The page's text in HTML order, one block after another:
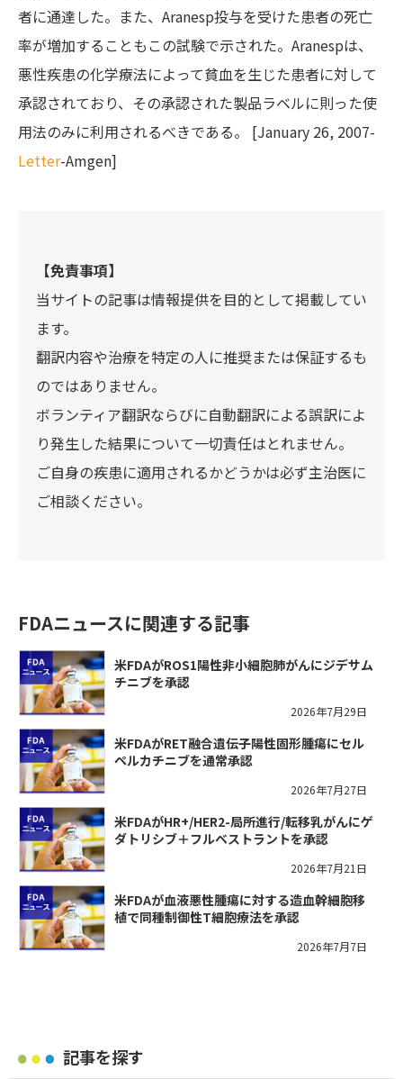
者に通達した。また、Aranesp投与を受けた患者の死亡
率が増加することもこの試験で示された。Aranespは、
悪性疾患の化学療法によって貧血を生じた患者に対して
承認されており、その承認された製品ラベルに則った使
用法のみに利用されるべきである。 [January 26, 2007-
Letter-Amgen]
【免責事項】
当サイトの記事は情報提供を目的として掲載してい
ます。
翻訳内容や治療を特定の人に推奨または保証するも
のではありません。
ボランティア翻訳ならびに自動翻訳による誤訳によ
り発生した結果について一切責任はとれません。
ご自身の疾患に適用されるかどうかは必ず主治医に
ご相談ください。
FDAニュースに関連する記事
米FDAがROS1陽性非小細胞肺がんにジデサム
チニブを承認
2026年7月29日
米FDAがRET融合遺伝子陽性固形腫瘍にセル
ペルカチニブを通常承認
2026年7月27日
米FDAがHR+/HER2-局所進行/転移乳がんにゲ
ダトリシブ＋フルベストラントを承認
2026年7月21日
米FDAが血液悪性腫瘍に対する造血幹細胞移
植で同種制御性T細胞療法を承認
2026年7月7日
記事を探す